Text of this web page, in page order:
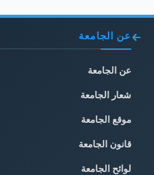
عن الجامعة
عن الجامعة
شعار الجامعة
موقع الجامعة
قانون الجامعة
لوائح الجامعة